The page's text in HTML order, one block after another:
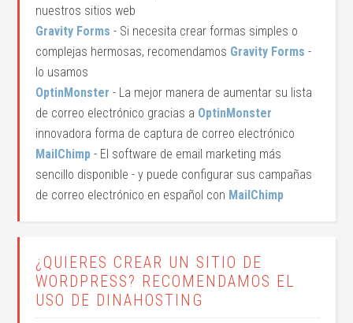
nuestros sitios web
Gravity Forms - Si necesita crear formas simples o
complejas hermosas, recomendamos Gravity Forms -
lo usamos
OptinMonster - La mejor manera de aumentar su lista
de correo electrónico gracias a OptinMonster
innovadora forma de captura de correo electrónico
MailChimp - El software de email marketing más
sencillo disponible - y puede configurar sus campañas
de correo electrónico en español con MailChimp
¿QUIERES CREAR UN SITIO DE
WORDPRESS? RECOMENDAMOS EL
USO DE DINAHOSTING